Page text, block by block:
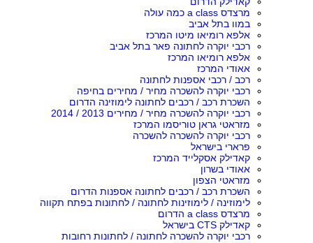
מרצדס a class כמה עולה
במוו בתל אביב
אלפא רומיאו מיטו המרכז
רכבי יוקרה לחתונה פאר בתל אביב
אלפא רומיאו המרכז
אאודי המרכז
רכב / רכבי אספנות לחתונה
רכבי יוקרה להשכרה מחיר / מחירים בחיפה
השכרת רכב / רכבים לחתונה לימוזינה הדרום
רכבי יוקרה להשכרה מחיר / מחירים 2013 / 2014
מזראטי גראן טוריסמו המרכז
רכבי יוקרה להשכרה להשכרה
פרארי בישראל
קאדילק אסקלייד המרכז
אאודי בשרון
מזראטי הצפון
השכרת רכב / רכבים לחתונה אספנות הדרום
לימוזינה / לימוזינות לחתונה / לחתונות בפתח תקווה
מרצדס a class הדרום
קאדילק CTS בישראל
רכבי יוקרה להשכרה לחתונה / לחתונות רחובות